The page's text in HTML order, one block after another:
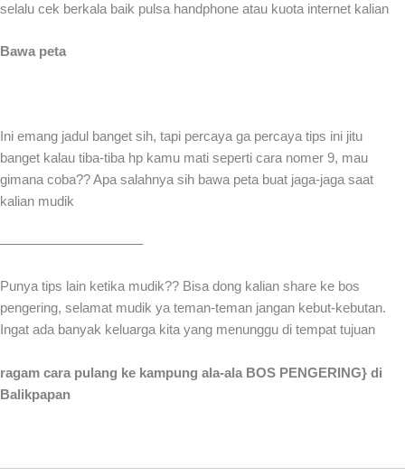
selalu cek berkala baik pulsa handphone atau kuota internet kalian
Bawa peta
Ini emang jadul banget sih, tapi percaya ga percaya tips ini jitu
banget kalau tiba-tiba hp kamu mati seperti cara nomer 9, mau
gimana coba?? Apa salahnya sih bawa peta buat jaga-jaga saat
kalian mudik
——————————–
Punya tips lain ketika mudik?? Bisa dong kalian share ke bos
pengering, selamat mudik ya teman-teman jangan kebut-kebutan.
Ingat ada banyak keluarga kita yang menunggu di tempat tujuan
ragam cara pulang ke kampung ala-ala BOS PENGERING} di
Balikpapan